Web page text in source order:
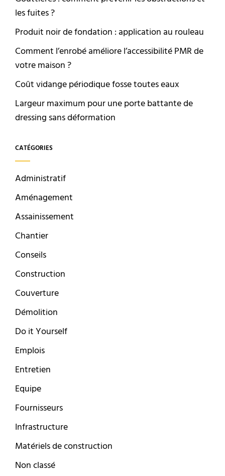
les fuites ?
Produit noir de fondation : application au rouleau
Comment l’enrobé améliore l’accessibilité PMR de
votre maison ?
Coût vidange périodique fosse toutes eaux
Largeur maximum pour une porte battante de
dressing sans déformation
CATÉGORIES
Administratif
Aménagement
Assainissement
Chantier
Conseils
Construction
Couverture
Démolition
Do it Yourself
Emplois
Entretien
Equipe
Fournisseurs
Infrastructure
Matériels de construction
Non classé